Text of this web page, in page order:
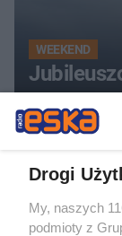
WEEKEND
Moto-
pojazdy,
Drogi
My, naszych
podmioty z